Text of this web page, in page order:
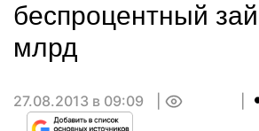
беспроцентный
млрд
27.08.2013 в 09:09